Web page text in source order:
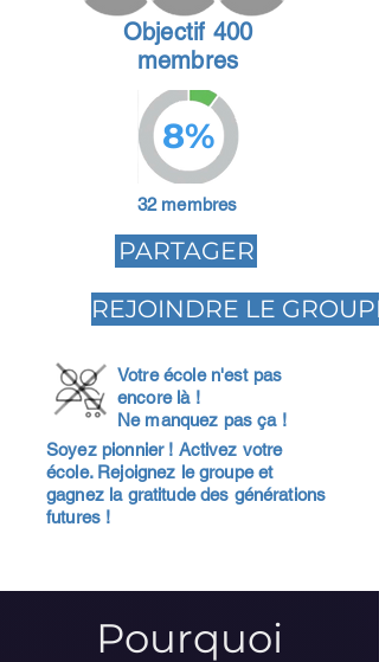
Objectif 400
membres
8%
32 membres
PARTAGER
REJOINDRE LE GROUPE
Votre école n'est pas
encore là !
Ne manquez pas ça !
Soyez pionnier ! Activez votre
école. Rejoignez le groupe et
gagnez la gratitude des générations
futures !
Pourquoi